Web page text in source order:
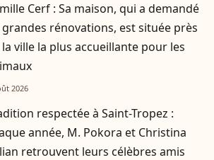
Cerf : Sa maison, qui a demandé
rénovations, est située près
ville la plus accueillante pour les
2026
respectée à Saint-Tropez :
année, M. Pokora et Christina
retrouvent leurs célèbres amis